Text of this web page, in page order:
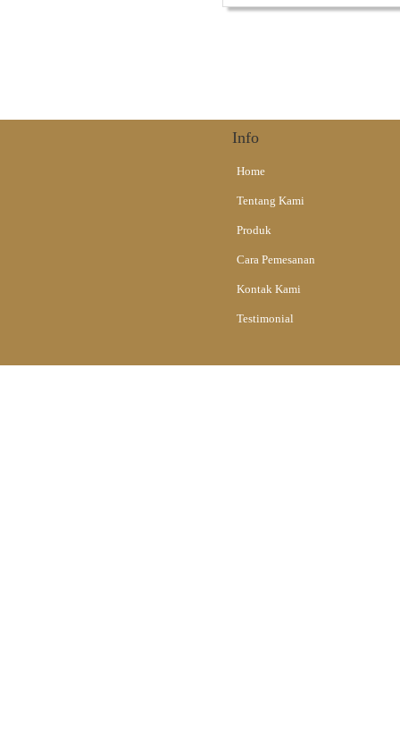
Info
Home
Tentang Kami
Produk
Cara Pemesanan
Kontak Kami
Testimonial